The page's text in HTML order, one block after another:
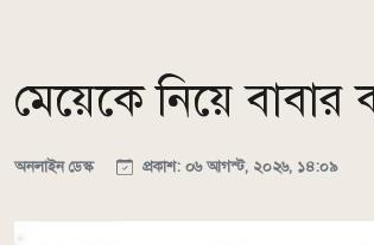
মেয়েকে নিয়ে
অনলাইন ডেস্ক প্রকাশ: ০৬ আগস্ট, ২০২৬, ১৪:০৯